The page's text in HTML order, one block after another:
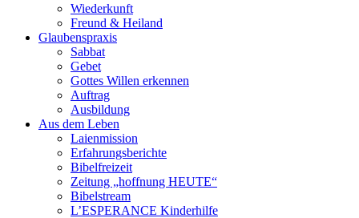
Wiederkunft
Freund & Heiland
Glaubenspraxis
Sabbat
Gebet
Gottes Willen erkennen
Auftrag
Ausbildung
Aus dem Leben
Laienmission
Erfahrungsberichte
Bibelfreizeit
Zeitung „hoffnung HEUTE“
Bibelstream
L’ESPERANCE Kinderhilfe